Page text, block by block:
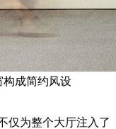
构成简约风设
仅为整个大厅注入了